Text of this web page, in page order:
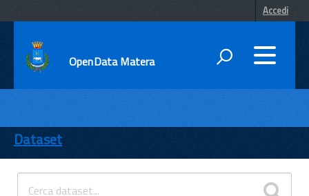
Accedi
OpenData Matera
ENTI
TEMI
INFORMAZIONI
Dataset